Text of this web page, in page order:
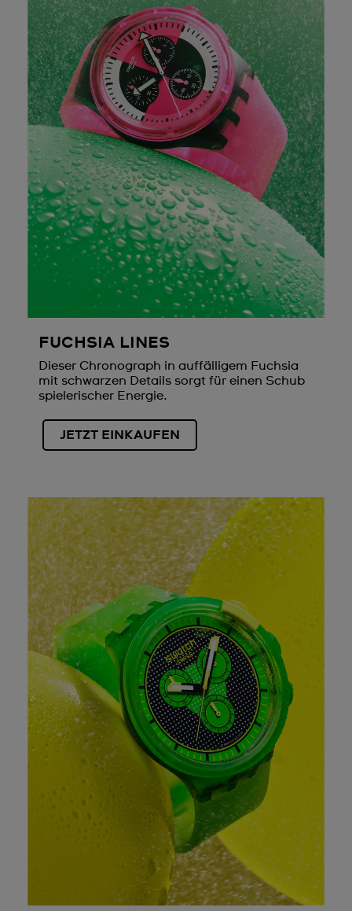
FUCHSIA LINES
Dieser Chronograph in auffälligem Fuchsia
mit schwarzen Details sorgt für einen Schub
spielerischer Energie.
JETZT EINKAUFEN